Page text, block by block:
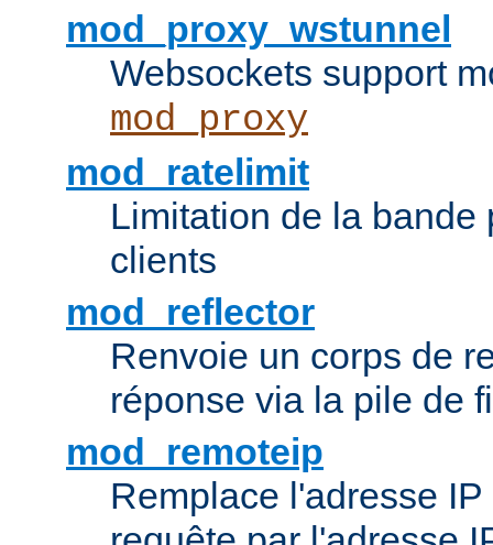
mod_proxy_wstunnel
Websockets support
mod_proxy
mod_ratelimit
Limitation de la bande
clients
mod_reflector
Renvoie un corps de
réponse via la pile de
mod_remoteip
Remplace l'adresse